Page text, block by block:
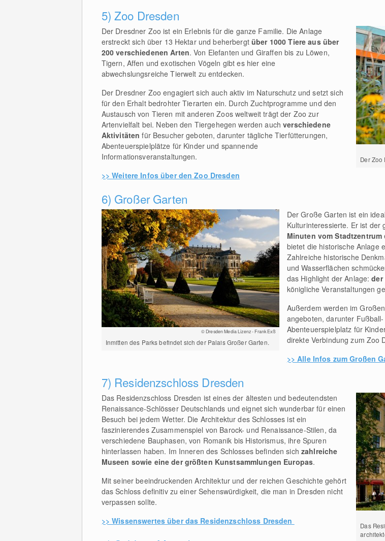
5) Zoo Dresden
Der Zoo
Der Dresdner Zoo ist ein Erlebnis für die ganze Familie. Die Anlage
erstreckt sich über 13 Hektar und beherbergtüber 1000 Tiere aus über
200 verschiedenen Arten. Von Elefanten und Giraffen bis zu Löwen,
Tigern, Affen und exotischen Vögeln gibt es hier eine
abwechslungsreiche Tierwelt zu entdecken.
Der Dresdner Zoo engagiert sich auch aktiv im Naturschutz und setzt sich
für den Erhalt bedrohter Tierarten ein. Durch Zuchtprogramme und den
Austausch von Tieren mit anderen Zoos weltweit trägt der Zoo zur
Artenvielfalt bei. Neben den Tiergehegen werden auchverschiedene
Aktivitäten für Besucher geboten, darunter tägliche Tierfütterungen,
Abenteuerspielplätze für Kinder und spannende
Informationsveranstaltungen.
>> Weitere Infos über den Zoo Dresden
6) Großer Garten
© Dresden Media Lizenz - Frank Exß
Inmitten des Parks befindet sich der Palais Großer Garten.
Der Große Garten ist ein
Kulturinteressierte. Er ist der
Minuten vom Stadtzentrum
bietet die historische Anlage
Zahlreiche historische
und Wasserflächen
das Highlight der Anlage:der
königliche Veranstaltungen
Außerdem werden im
angeboten, darunter
Abenteuerspielplatz für
direkte Verbindung zum Zoo
>> Alle Infos zum Großen
7) Residenzschloss Dresden
Das
Das Residenzschloss Dresden ist eines der ältesten und bedeutendsten
Renaissance-Schlösser Deutschlands und eignet sich wunderbar für einen
Besuch bei jedem Wetter. Die Architektur des Schlosses ist ein
faszinierendes Zusammenspiel von Barock- und Renaissance-Stilen, da
verschiedene Bauphasen, von Romanik bis Historismus, ihre Spuren
hinterlassen haben. Im Inneren des Schlosses befinden sich zahlreiche
Museen sowie eine der größten Kunstsammlungen Europas.
Mit seiner beeindruckenden Architektur und der reichen Geschichte gehört
das Schloss definitiv zu einer Sehenswürdigkeit, die man in Dresden nicht
verpassen sollte.
>> Wissenswertes über das Residenzschloss Dresden